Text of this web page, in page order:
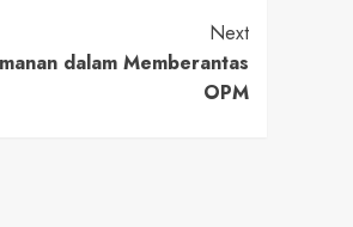
Next
dalam Memberantas
OPM